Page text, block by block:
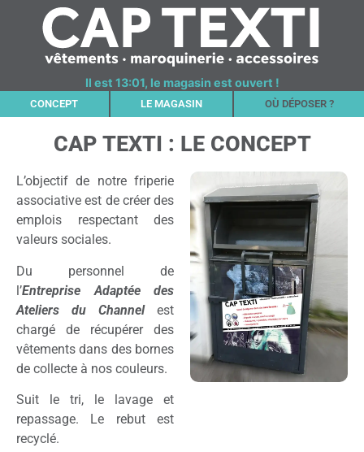
Il est 13:01, le magasin est ouvert !
CONCEPT LE MAGASIN OÙ DÉPOSER ?
CAP TEXTI : LE CONCEPT
L’objectif de notre friperie
associative est de créer des
emplois respectant des
valeurs sociales.
Du personnel de
l’Entreprise Adaptée des
Ateliers du Channel
est
chargé de récupérer des
vêtements dans des bornes
de collecte à nos couleurs.
Suit le tri, le lavage et
repassage. Le rebut est
recyclé.